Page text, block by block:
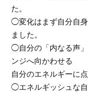
た。
◯変化はまず自分自
ました。
◯自分の「内なる声
ンジへ向かわせる
自分のエネルギーに
◯エネルギッシュな